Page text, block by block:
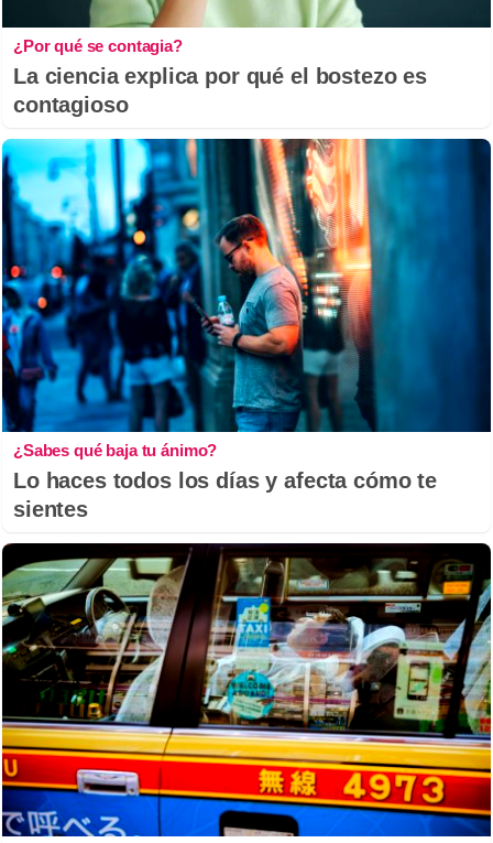
¿Por qué se contagia?
La ciencia explica por qué el bostezo es
contagioso
¿Sabes qué baja tu ánimo?
Lo haces todos los días y afecta cómo te
sientes